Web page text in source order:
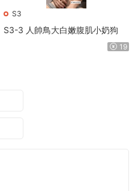
S3
S3-3 人帥鳥大白嫩腹肌小奶狗
19